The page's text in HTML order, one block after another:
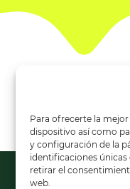
Para ofrecerte la
dispositivo así como
y configuración de la
identificaciones únicas
retirar el
web.